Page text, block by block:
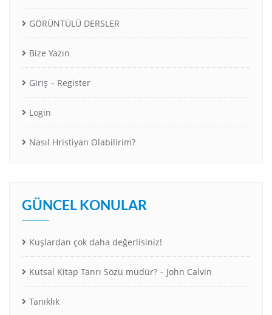
GÖRÜNTÜLÜ DERSLER
Bize Yazın
Giriş – Register
Login
Nasıl Hristiyan Olabilirim?
GÜNCEL KONULAR
Kuşlardan çok daha değerlisiniz!
Kutsal Kitap Tanrı Sözü müdür? – John Calvin
Tanıklık